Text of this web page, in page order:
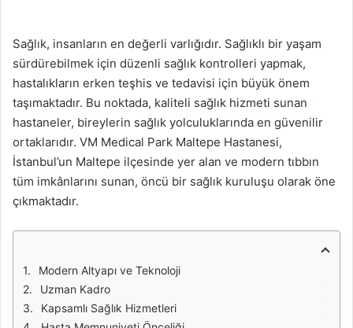
Sağlık, insanların en değerli varlığıdır. Sağlıklı bir yaşam
sürdürebilmek için düzenli sağlık kontrolleri yapmak,
hastalıkların erken teşhis ve tedavisi için büyük önem
taşımaktadır. Bu noktada, kaliteli sağlık hizmeti sunan
hastaneler, bireylerin sağlık yolculuklarında en güvenilir
ortaklarıdır. VM Medical Park Maltepe Hastanesi,
İstanbul’un Maltepe ilçesinde yer alan ve modern tıbbın
tüm imkânlarını sunan, öncü bir sağlık kuruluşu olarak öne
çıkmaktadır.
Modern Altyapı ve Teknoloji
Uzman Kadro
Kapsamlı Sağlık Hizmetleri